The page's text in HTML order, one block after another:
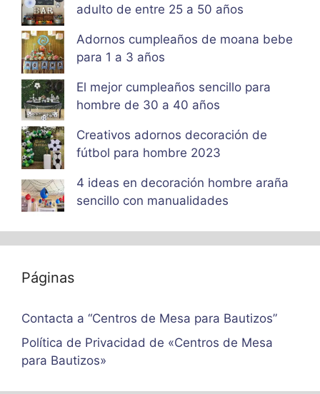
adulto de entre 25 a 50 años
Adornos cumpleaños de moana bebe
para 1 a 3 años
El mejor cumpleaños sencillo para
hombre de 30 a 40 años
Creativos adornos decoración de
fútbol para hombre 2023
4 ideas en decoración hombre araña
sencillo con manualidades
Páginas
Contacta a “Centros de Mesa para Bautizos”
Política de Privacidad de «Centros de Mesa
para Bautizos»